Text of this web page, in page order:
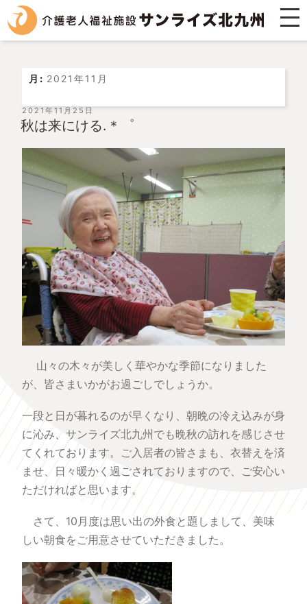
月: 2021年11月
投
稿
日:
2021年11月25日
秋は来にける.＊゜
山々の木々が美しく華やかな季節になりました
が、皆さまいかがお過ごしでしょうか。
一段と日が暮れるのが早くなり、朝晩の冷え込みが身
に沁み、サンライズ北九州でも晩秋の訪れを感じさせ
てくれております。ご入居者の皆さまも、衣替えを済
ませ、日々暖かく過ごされておりますので、ご安心い
ただければと思います。
さて、10月度は思い出の外食と題しまして、美味
しい朝食をご用意させていただきました。